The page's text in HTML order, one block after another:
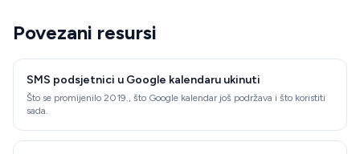
Povezani resursi
SMS podsjetnici u Google kalendaru ukinuti
Što se promijenilo 2019., što Google kalendar još podržava i što koristiti
sada.